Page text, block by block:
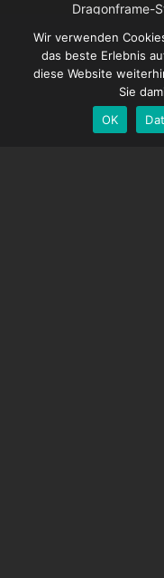
Dragonframe-
DDMX-512
DMC-32
EOS LV-
Wir verwenden
das beste Erlebnis
diese Website
Sie
OK